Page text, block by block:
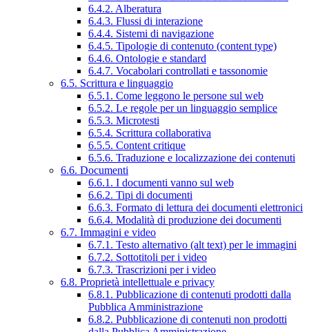
6.4.2. Alberatura
6.4.3. Flussi di interazione
6.4.4. Sistemi di navigazione
6.4.5. Tipologie di contenuto (content type)
6.4.6. Ontologie e standard
6.4.7. Vocabolari controllati e tassonomie
6.5. Scrittura e linguaggio
6.5.1. Come leggono le persone sul web
6.5.2. Le regole per un linguaggio semplice
6.5.3. Microtesti
6.5.4. Scrittura collaborativa
6.5.5. Content critique
6.5.6. Traduzione e localizzazione dei contenuti
6.6. Documenti
6.6.1. I documenti vanno sul web
6.6.2. Tipi di documenti
6.6.3. Formato di lettura dei documenti elettronici
6.6.4. Modalità di produzione dei documenti
6.7. Immagini e video
6.7.1. Testo alternativo (alt text) per le immagini
6.7.2. Sottotitoli per i video
6.7.3. Trascrizioni per i video
6.8. Proprietà intellettuale e privacy
6.8.1. Pubblicazione di contenuti prodotti dalla
Pubblica Amministrazione
6.8.2. Pubblicazione di contenuti non prodotti